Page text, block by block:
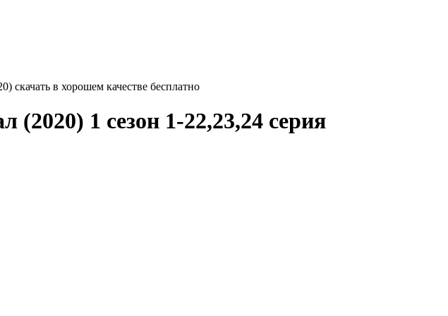
скачать в хорошем качестве бесплатно
(2020) 1 сезон 1-22,23,24 серия